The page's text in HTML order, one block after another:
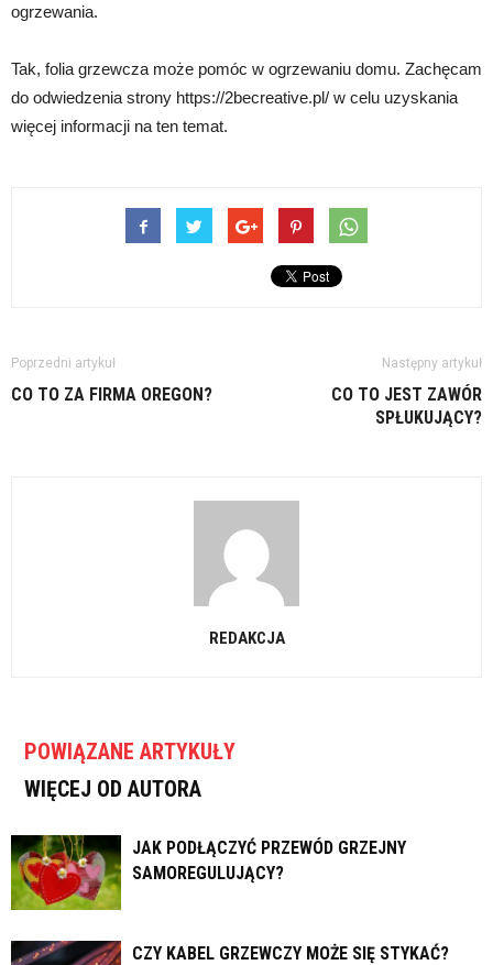
ogrzewania.
Tak, folia grzewcza może pomóc w ogrzewaniu domu. Zachęcam
do odwiedzenia strony https://2becreative.pl/ w celu uzyskania
więcej informacji na ten temat.
Poprzedni artykuł
CO TO ZA FIRMA OREGON?
Następny artykuł
CO TO JEST ZAWÓR
SPŁUKUJĄCY?
REDAKCJA
POWIĄZANE ARTYKUŁY
WIĘCEJ OD AUTORA
JAK PODŁĄCZYĆ PRZEWÓD GRZEJNY
SAMOREGULUJĄCY?
CZY KABEL GRZEWCZY MOŻE SIĘ STYKAĆ?